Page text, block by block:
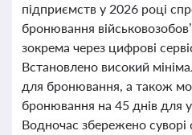
підприємств у 2026 році
бронювання
зокрема через цифрові
Встановлено високий
для бронювання, а також
бронювання на 45 днів для
Водночас збережено суворі